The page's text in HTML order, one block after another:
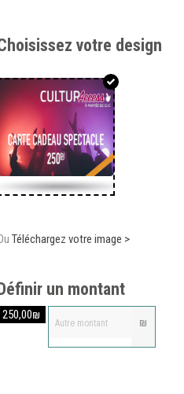
votre design
Téléchargez votre image >
un montant
250,00₪
₪